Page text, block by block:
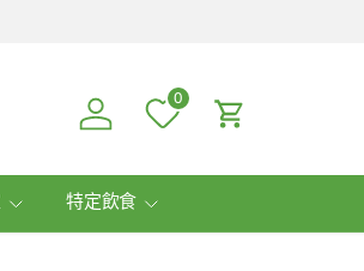
Log in
0
Cart
特定飲食